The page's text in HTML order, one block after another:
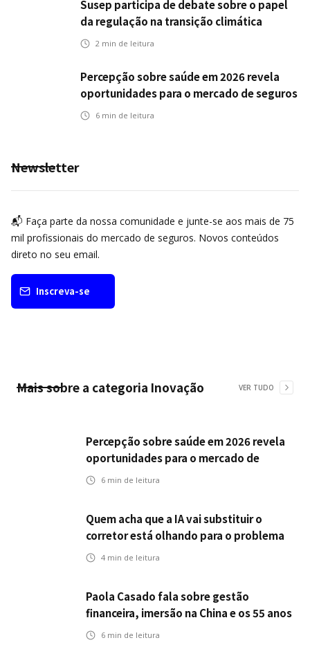
Susep participa de debate sobre o papel
da regulação na transição climática
2 min de leitura
Percepção sobre saúde em 2026 revela
oportunidades para o mercado de seguros
ampliar cobertura e prevenção
6 min de leitura
Newsletter
📬 Faça parte da nossa comunidade e junte-se aos mais de 75
mil profissionais do mercado de seguros. Novos conteúdos
direto no seu email.
Inscreva-se
Mais sobre a categoria Inovação VER TUDO
Percepção sobre saúde em 2026 revela
oportunidades para o mercado de
seguros ampliar cobertura e prevenção
6 min de leitura
Quem acha que a IA vai substituir o
corretor está olhando para o problema
errado
4 min de leitura
Paola Casado fala sobre gestão
financeira, imersão na China e os 55 anos
da ENS
6 min de leitura